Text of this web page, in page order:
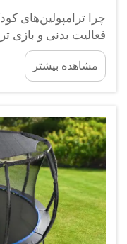
چرا ترامپولین‌های
فعالیت بدنی و بازی
خوبی برای انجام
ترامپولین‌ها فقط
عالی...
مشاهده بیشتر